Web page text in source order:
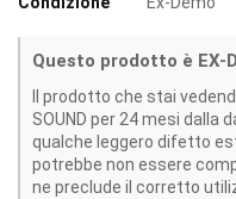
Questo prodotto è EX-
Il prodotto che stai
SOUND per 24 mesi dalla
qualche leggero difetto
potrebbe non essere
ne preclude il corretto